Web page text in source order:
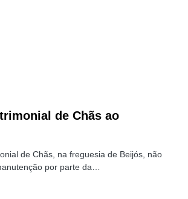
de Chãs ao
de Chãs, na freguesia de Beijós, não
por parte da…